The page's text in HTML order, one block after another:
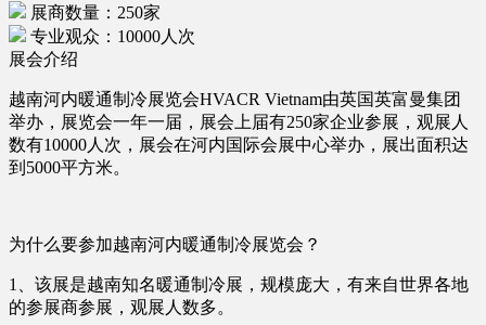
展商数量：250家
专业观众：10000人次
展会介绍
越南河内暖通制冷展览会HVACR Vietnam由英国英富曼集团
举办，展览会一年一届，展会上届有250家企业参展，观展人
数有10000人次，展会在河内国际会展中心举办，展出面积达
到5000平方米。
为什么要参加越南河内暖通制冷展览会？
1、该展是越南知名暖通制冷展，规模庞大，有来自世界各地
的参展商参展，观展人数多。